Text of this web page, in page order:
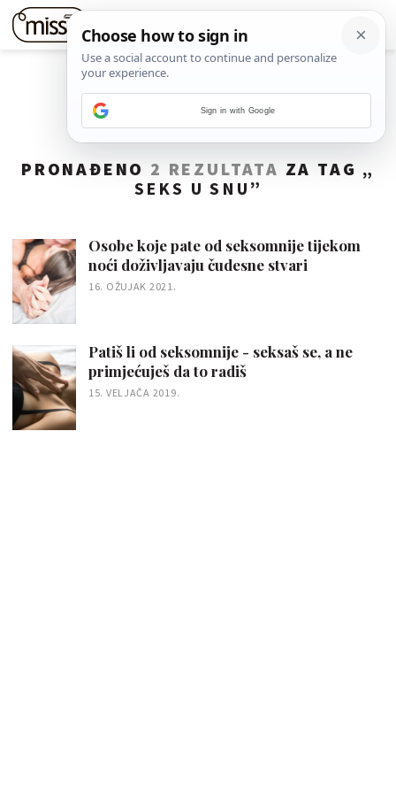
PRONAĐENO 2 REZULTATA ZA TAG „
SEKS U SNU ”
Osobe koje pate od seksomnije tijekom
noći doživljavaju čudesne stvari
16. OŽUJAK 2021.
Patiš li od seksomnije - seksaš se, a ne
primjećuješ da to radiš
15. VELJAČA 2019.
Sign in with Google